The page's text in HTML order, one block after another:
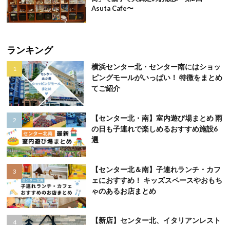
Asuta Cafe〜
ランキング
横浜センター北・センター南にはショッ
ピングモールがいっぱい！ 特徴をまとめ
てご紹介
【センター北・南】室内遊び場まとめ 雨
の日も子連れで楽しめるおすすめ施設6
選
【センター北＆南】子連れランチ・カフ
ェにおすすめ！ キッズスペースやおもち
ゃのあるお店まとめ
【新店】センター北、イタリアンレスト